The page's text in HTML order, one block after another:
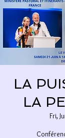
LA
LA
Fri,